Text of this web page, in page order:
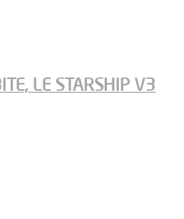
LE STARSHIP V3